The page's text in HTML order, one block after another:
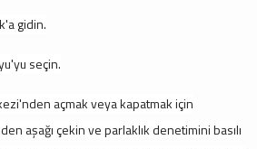
gidin.
seçin.
açmak veya kapatmak için
aşağı çekin ve parlaklık denetiminibasılı